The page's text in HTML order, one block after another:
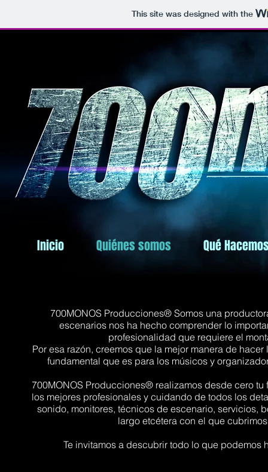
This site was designed with the
Inicio Quiénes somos Qué
700MONOS Producciones® Somos una
escenarios nos ha hecho comprender lo
profesionalidad que requiere el
Por esa razón, creemos que la mejor manera de
fundamental que es para los músicos y
700MONOS Producciones® realizamos desde cero
los mejores profesionales y cuidando de todos los
sonido, monitores, técnicos de escenario, servicios,
largo etcétera con el que
Te invitamos a descubrir todo lo que podemos